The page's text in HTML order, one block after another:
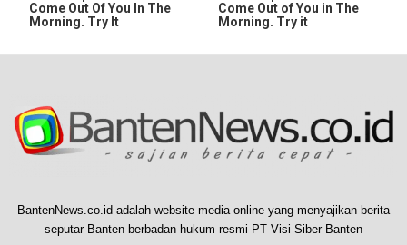
Come Out Of You In The
Morning. Try It
Come Out of You in The
Morning. Try it
BantenNews.co.id adalah website media online yang menyajikan berita
seputar Banten berbadan hukum resmi PT Visi Siber Banten